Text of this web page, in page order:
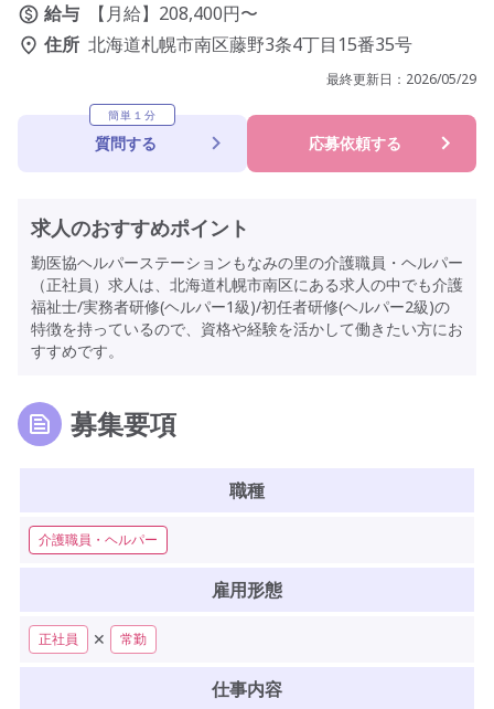
給与
【月給】208,400円〜
住所 北海道札幌市南区藤野3条4丁目15番35号
最終更新日： 2026/05/29
簡単１分
質問する 応募依頼する
求人のおすすめポイント
勤医協ヘルパーステーションもなみの里の介護職員・ヘルパー
（正社員）求人は、北海道札幌市南区にある求人の中でも介護
福祉士/実務者研修(ヘルパー1級)/初任者研修(ヘルパー2級)の
特徴を持っているので、資格や経験を活かして働きたい方にお
すすめです。
募集要項
職種
介護職員・ヘルパー
雇用形態
正社員 ✕ 常勤
仕事内容